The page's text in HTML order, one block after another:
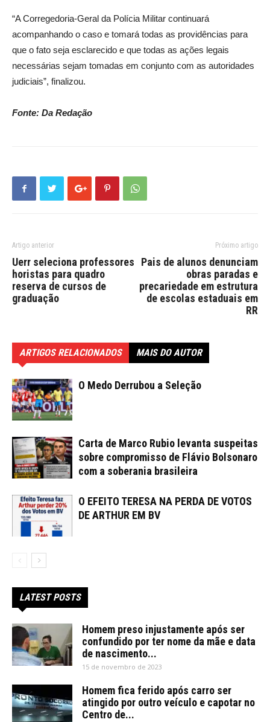
“A Corregedoria-Geral da Polícia Militar continuará
acompanhando o caso e tomará todas as providências para
que o fato seja esclarecido e que todas as ações legais
necessárias sejam tomadas em conjunto com as autoridades
judiciais”, finalizou.
Fonte: Da Redação
Artigo anterior
Uerr seleciona professores
horistas para quadro
reserva de cursos de
graduação
Próximo artigo
Pais de alunos denunciam
obras paradas e
precariedade em estrutura
de escolas estaduais em
RR
ARTIGOS RELACIONADOS MAIS DO AUTOR
O Medo Derrubou a Seleção
Carta de Marco Rubio levanta suspeitas
sobre compromisso de Flávio Bolsonaro
com a soberania brasileira
O EFEITO TERESA NA PERDA DE VOTOS
DE ARTHUR EM BV
LATEST POSTS
Homem preso injustamente após ser
confundido por ter nome da mãe e data
de nascimento...
15 de novembro de 2023
Homem fica ferido após carro ser
atingido por outro veículo e capotar no
Centro de...